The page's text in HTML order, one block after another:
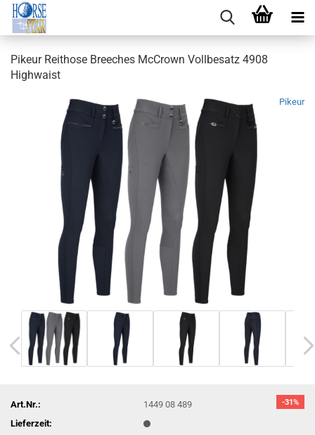
Pikeur Reithose Breeches McCrown Vollbesatz 4908
Highwaist
Pikeur
-31%
Art.Nr.:
1449 08 489
Lieferzeit: